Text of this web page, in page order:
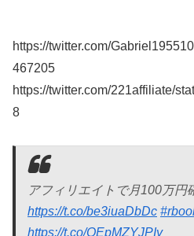
https://twitter.com/
467205
https://twitter.com/221affiliate/
8
アフィリエイトで月100万円
https://t.co/be3iuaDbDc
https://t.co/OEpMZYJPIy